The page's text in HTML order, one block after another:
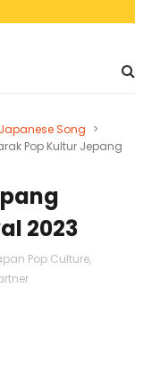
Japanese Song >
Pop Kultur Jepang
2023
Pop Culture,